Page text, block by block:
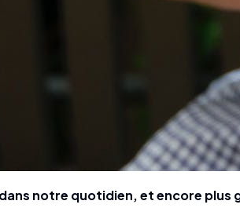
notre quotidien, et encore